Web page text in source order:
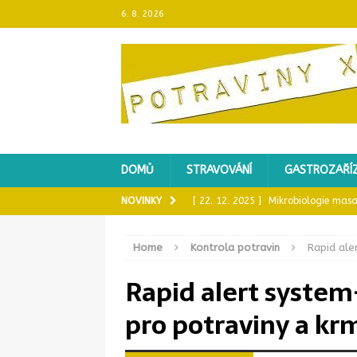
6. 8. 2026
DOMŮ STRAVOVÁNÍ
NOVINKY [ 22. 12. 2025 ] Mikrobiologie
KONTROLA POTRAVIN
[ 28. 8. 2025 ] Novela vyhlášky o
která se dotkla i včelích produktů
[ 28. 8. 2025 ] Nová pravidla pro
Home Kontrola potravin Rapid
Rapid alert
pro potraviny a